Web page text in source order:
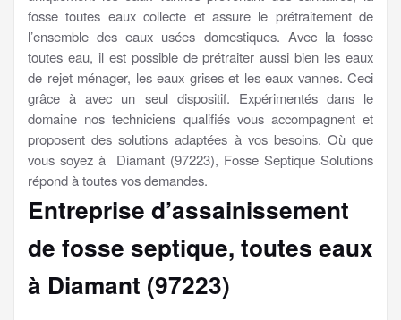
fosse toutes eaux collecte et assure le prétraitement de
l’ensemble des eaux usées domestiques. Avec la fosse
toutes eau, il est possible de prétraiter aussi bien les eaux
de rejet ménager, les eaux grises et les eaux vannes. Ceci
grâce à avec un seul dispositif. Expérimentés dans le
domaine nos techniciens qualifiés vous accompagnent et
proposent des solutions adaptées à vos besoins. Où que
vous soyez à Diamant (97223), Fosse Septique Solutions
répond à toutes vos demandes.
Entreprise d’assainissement
de fosse septique, toutes eaux
à Diamant (97223)